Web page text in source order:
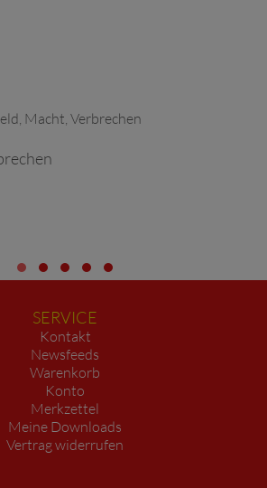
SERVICE
Kontakt
Newsfeeds
Warenkorb
Konto
Merkzettel
Meine Downloads
Vertrag widerrufen